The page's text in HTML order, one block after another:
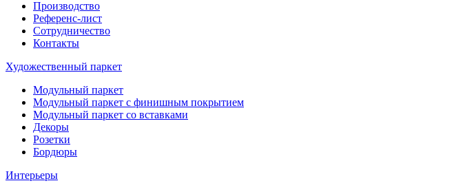
Производство
Референс-лист
Сотрудничество
Контакты
Художественный паркет
Модульный паркет
Модульный паркет с финишным покрытием
Модульный паркет со вставками
Декоры
Розетки
Бордюры
Интерьеры